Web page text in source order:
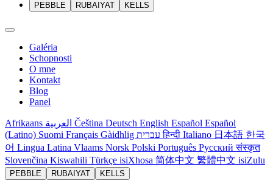
PEBBLE RUBAIYAT KELLS
Galéria
Schopnosti
O mne
Kontakt
Blog
Panel
Afrikaans Čeština Deutsch English Español Español
(Latino) Suomi Français Gàidhlig עבריתहिन्दी Italiano 日本語 한국
어 Lingua Latina Vlaams Norsk Polski Português Русскийसंस्कृत
Slovenčina Kiswahili Türkçe isiXhosa 简体中文 繁體中文 isiZulu
PEBBLE RUBAIYAT KELLS